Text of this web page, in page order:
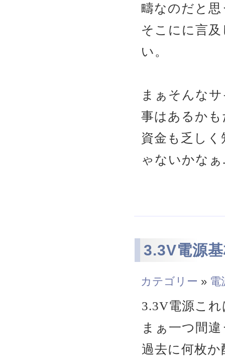
疇なのだと思
そこにに言
い。
まぁそんな
事はあるか
資金も乏し
ゃないかなぁ
3.3V電源
カテゴリー » 電
3.3V電源こ
まぁ一つ間
過去に何枚